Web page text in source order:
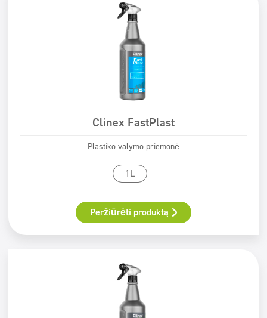
Clinex FastPlast
Plastiko valymo priemonė
1L
Peržiūrėti produktą